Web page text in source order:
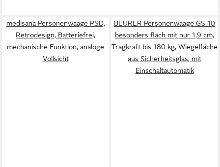
medisana Personenwaage PSD,
Retrodesign, Batteriefrei,
mechanische Funktion, analoge
Vollsicht
BEURER Personenwaage GS 10
besonders flach mit nur 1,9 cm,
Tragkraft bis 180 kg, Wiegefläche
aus Sicherheitsglas, mit
Einschaltautomatik